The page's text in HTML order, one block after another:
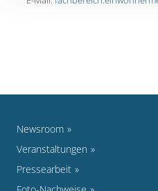
Newsroom
Veranstaltungen
Pressearbeit